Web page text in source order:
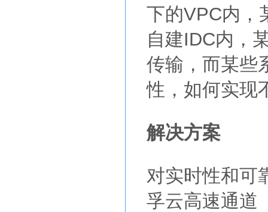
下的VPC内，
自建IDC内，
传输，而某些
性，如何实现
解决方案
对实时性和可
孚云高速通道